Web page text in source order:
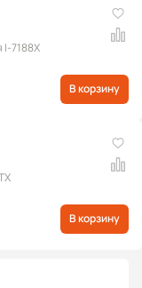
I-7188X
В корзину
В корзину